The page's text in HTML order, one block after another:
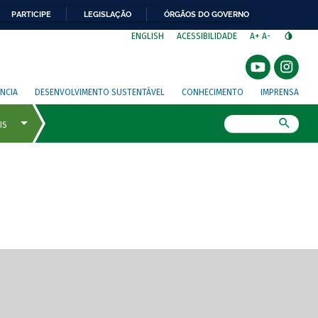
PARTICIPE LEGISLAÇÃO ÓRGÃOS DO GOVERNO
ENGLISH ACESSIBILIDADE A+ A-
DESENVOLVIMENTO SUSTENTÁVEL CONHECIMENTO IMPRENSA
de tela